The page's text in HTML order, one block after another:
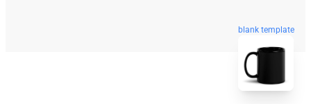
blank template